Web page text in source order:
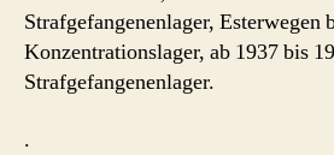
Strafgefangenenlager, Esterwegen
Konzentrationslager, ab 1937 bis
Strafgefangenenlager.
.